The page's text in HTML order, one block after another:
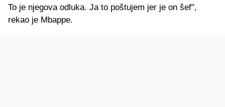
To je njegova odluka. Ja to poštujem jer je on šef",
rekao je Mbappe.